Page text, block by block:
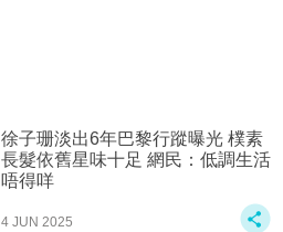
徐子珊淡出6年巴黎行蹤曝光 樸素
長髮依舊星味十足 網民：低調生活
唔得咩
4 JUN 2025